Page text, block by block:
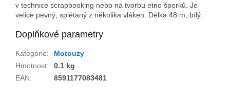
v technice scrapbooking nebo na tvorbu etno šperků. Je
velice pevný, splétaný z několika vláken. Délka 48 m, bílý.
Doplňkové parametry
Kategorie:
Motouzy
Hmotnost:
0.1 kg
EAN: 8591177083481